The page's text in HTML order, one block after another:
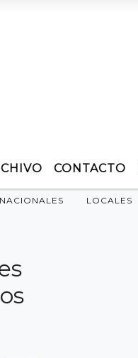
CONTACTO
LOCALES